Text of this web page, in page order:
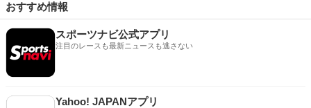
おすすめ情報
スポーツナビ公式アプリ
注目のレースも最新ニュースも逃さない
Yahoo! JAPANアプリ